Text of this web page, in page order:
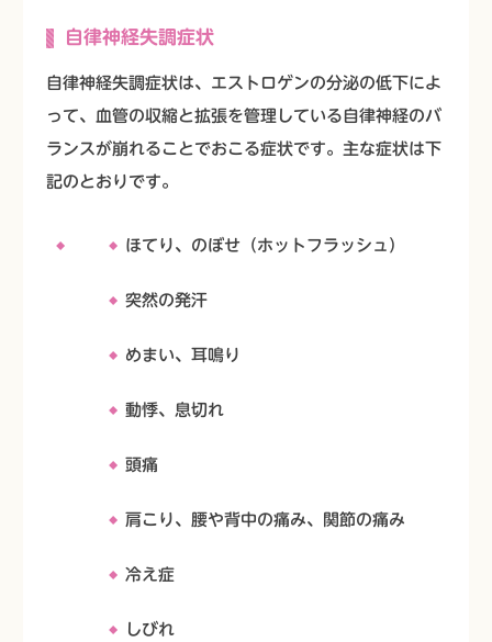
自律神経失調症状
自律神経失調症状は、エストロゲンの分泌の低下によ
って、血管の収縮と拡張を管理している自律神経のバ
ランスが崩れることでおこる症状です。主な症状は下
記のとおりです。
ほてり、のぼせ（ホットフラッシュ）
突然の発汗
めまい、耳鳴り
動悸、息切れ
頭痛
肩こり、腰や背中の痛み、関節の痛み
冷え症
しびれ